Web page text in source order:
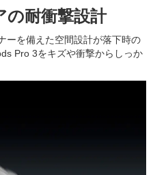
の耐衝撃設計
ーを備えた空間設計が落下時の
Pro 3をキズや衝撃からしっか